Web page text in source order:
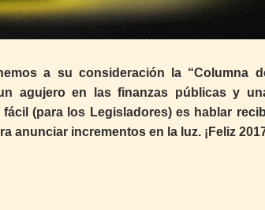
a su consideración la “Columna
agujero en las finanzas públicas y
(para los Legisladores) es hablar
anunciar incrementos en la luz. ¡Feliz